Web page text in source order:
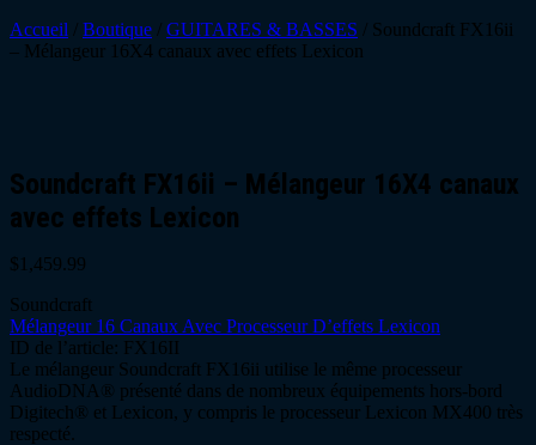
Accueil / Boutique / GUITARES & BASSES / Soundcraft FX16ii
– Mélangeur 16X4 canaux avec effets Lexicon
Soundcraft FX16ii – Mélangeur 16X4 canaux
avec effets Lexicon
$ 1,459.99
Soundcraft
Mélangeur 16 Canaux Avec Processeur D’effets Lexicon
ID de l’article: FX16II
Le mélangeur Soundcraft FX16ii utilise le même processeur
AudioDNA® présenté dans de nombreux équipements hors-bord
Digitech® et Lexicon, y compris le processeur Lexicon MX400 très
respecté.